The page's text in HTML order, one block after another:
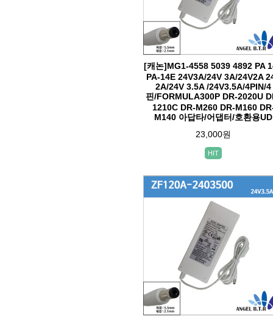
[캐논]MG1-4558 5039 4892 PA
PA-14E 24V3A/24V 3A/24V2A
2A/24V 3.5A /24V3.5A/4PIN/4
핀/FORMULA300P DR-2020U
1210C DR-M260 DR-M160
M140 아답타/어댑터/호환용UD
23,000원
HIT